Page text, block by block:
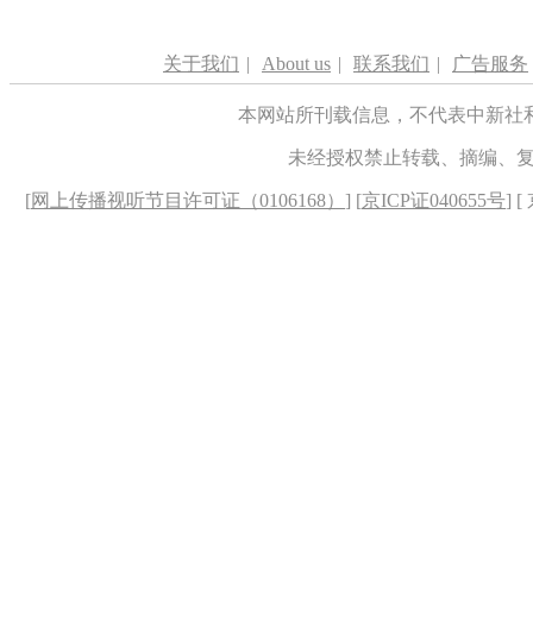
关于我们 | About us | 联系我们 | 广告服务
本网站所刊载信息，不代表中新
未经授权禁止转载、摘编、
[网上传播视听节目许可证（0106168） ] [京ICP证040655号] [